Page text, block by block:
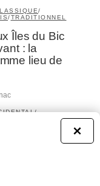
/
/TRADITIONNEL
Îles du Bic
: la
lieu de
/
2026
et éternelles
Rachel
×